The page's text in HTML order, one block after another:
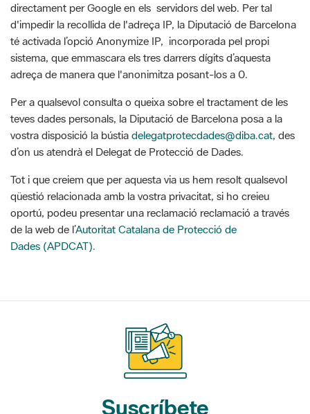
sistema, que emmascara els tres darrers dígits d’aquesta
adreça de manera que l'anonimitza posant-los a 0.
Per a qualsevol consulta o queixa sobre el tractament de les
teves dades personals, la Diputació de Barcelona posa a la
d’on us atendrà el Delegat de Protecció de Dades.
Tot i que creiem que per aquesta via us hem resolt qualsevol
qüestió relacionada amb la vostra privacitat, si ho creieu
de la web de l’Autoritat Catalana de Protecció de
Dades (APDCAT).
Suscríbete
a nuestros boletines